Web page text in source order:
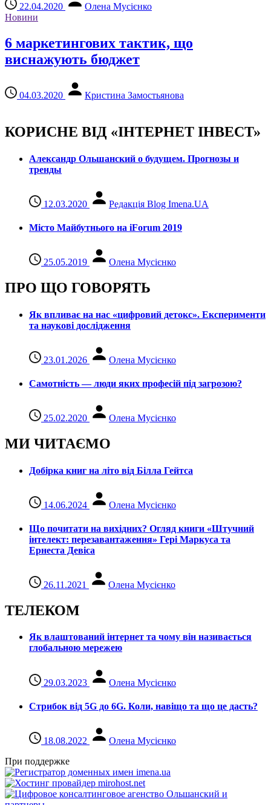
22.04.2020
Олена Мусієнко
Новини
6 маркетингових тактик, що
виснажують бюджет
04.03.2020 Кристина Замостьянова
КОРИСНЕ ВІД «ІНТЕРНЕТ ІНВЕСТ»
Александр Ольшанский о будущем. Прогнозы и
тренды
12.03.2020 Редакція Blog Imena.UA
Місто Майбутнього на iForum 2019
25.05.2019 Олена Мусієнко
ПРО ЩО ГОВОРЯТЬ
Як впливає на нас «цифровий детокс». Експерименти
та наукові дослідження
23.01.2026 Олена Мусієнко
Самотність — люди яких професій під загрозою?
25.02.2020 Олена Мусієнко
МИ ЧИТАЄМО
Добірка книг на літо від Білла Гейтса
14.06.2024 Олена Мусієнко
Що почитати на вихідних? Огляд книги «Штучний
інтелект: перезавантаження» Гері Маркуса та
Ернеста Девіса
26.11.2021 Олена Мусієнко
ТЕЛЕКОМ
Як влаштований інтернет та чому він називається
глобальною мережею
29.03.2023 Олена Мусієнко
Стрибок від 5G до 6G. Коли, навіщо та що це даcть?
18.08.2022
Олена Мусієнко
При поддержке